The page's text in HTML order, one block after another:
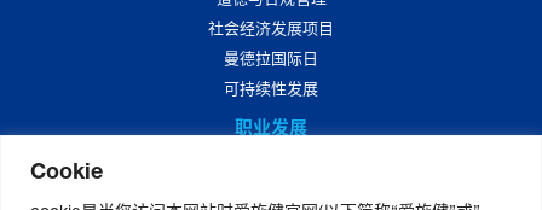
Cookie
社会经济发展项目
曼德拉国际日
可持续性发展
职业发展
爱施健中国岗位招聘